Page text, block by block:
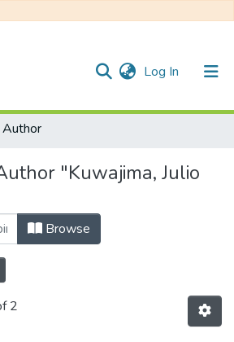
Log In (current)
"Kuwajima, Julio
Browse
2